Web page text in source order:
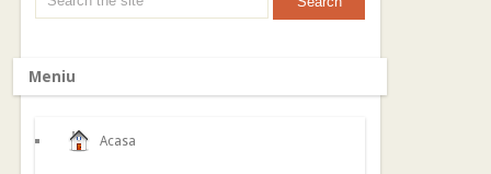
Meniu
Acasa